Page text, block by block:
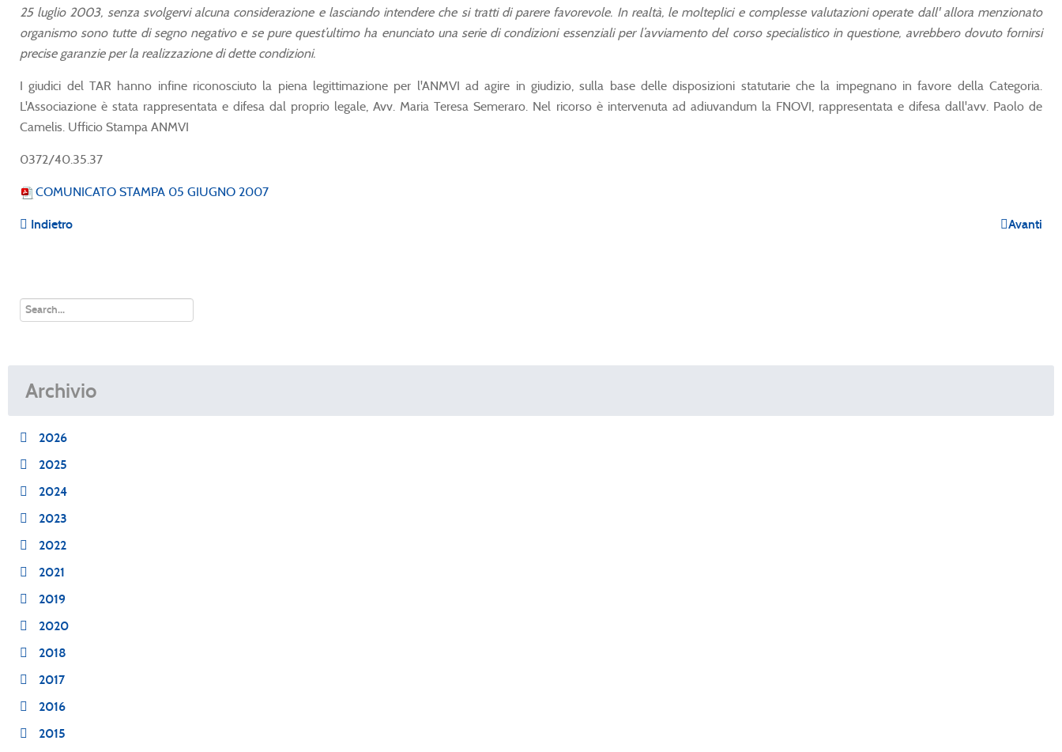
25 luglio 2003, senza svolgervi alcuna considerazione e lasciando intendere che si tratti di parere favorevole. In realtà, le molteplici e complesse valutazioni operate dall' allora menzionato
organismo sono tutte di segno negativo e se pure quest’ultimo ha enunciato una serie di condizioni essenziali per l’avviamento del corso specialistico in questione, avrebbero dovuto fornirsi
precise garanzie per la realizzazione di dette condizioni.
I giudici del TAR hanno infine riconosciuto la piena legittimazione per l'ANMVI ad agire in giudizio, sulla base delle disposizioni statutarie che la impegnano in favore della Categoria.
L'Associazione è stata rappresentata e difesa dal proprio legale, Avv. Maria Teresa Semeraro. Nel ricorso è intervenuta ad adiuvandum la FNOVI, rappresentata e difesa dall'avv. Paolo de
Camelis. Ufficio Stampa ANMVI
0372/40.35.37
COMUNICATO STAMPA 05 GIUGNO 2007
Indietro Avanti
Archivio
2026
2025
2024
2023
2022
2021
2019
2020
2018
2017
2016
2015